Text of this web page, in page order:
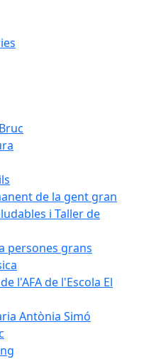
de la gent gran
i Taller de
persones grans
l'AFA de l'Escola El
Antònia Simó